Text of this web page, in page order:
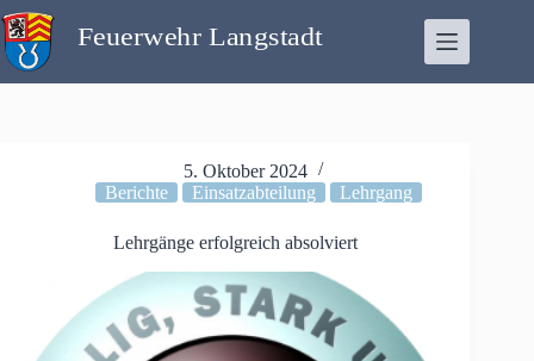
Zum
Inhalt
springen
5. Oktober 2024
Berichte
Einsatzabteilung Lehrgang
Lehrgänge erfolgreich absolviert